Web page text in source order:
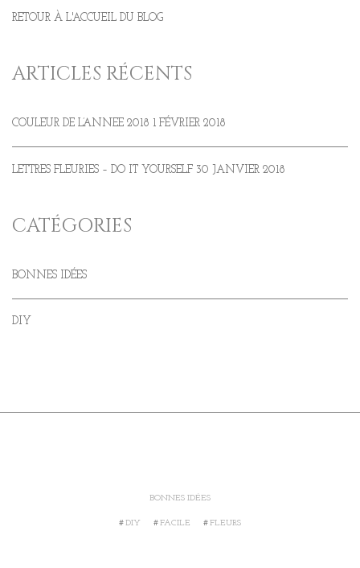
RETOUR À L'ACCUEIL DU BLOG
ARTICLES RÉCENTS
COULEUR DE L’ANNEE 2018 1 FÉVRIER 2018
LETTRES FLEURIES – DO IT YOURSELF 30 JANVIER 2018
CATÉGORIES
BONNES IDÉES
DIY
BONNES IDÉES
DIY FACILE FLEURS